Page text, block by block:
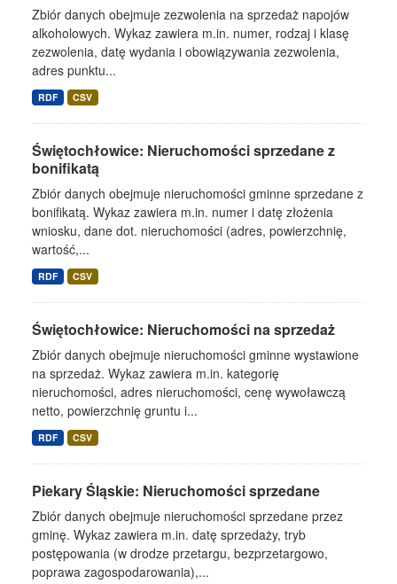
Zbiór danych obejmuje zezwolenia na sprzedaż napojów
alkoholowych. Wykaz zawiera m.in. numer, rodzaj i klasę
zezwolenia, datę wydania i obowiązywania zezwolenia,
adres punktu...
RDF CSV
Świętochłowice: Nieruchomości sprzedane z
bonifikatą
Zbiór danych obejmuje nieruchomości gminne sprzedane z
bonifikatą. Wykaz zawiera m.in. numer i datę złożenia
wniosku, dane dot. nieruchomości (adres, powierzchnię,
wartość,...
RDF CSV
Świętochłowice: Nieruchomości na sprzedaż
Zbiór danych obejmuje nieruchomości gminne wystawione
na sprzedaż. Wykaz zawiera m.in. kategorię
nieruchomości, adres nieruchomości, cenę wywoławczą
netto, powierzchnię gruntu i...
RDF CSV
Piekary Śląskie: Nieruchomości sprzedane
Zbiór danych obejmuje nieruchomości sprzedane przez
gminę. Wykaz zawiera m.in. datę sprzedaży, tryb
postępowania (w drodze przetargu, bezprzetargowo,
poprawa zagospodarowania),...